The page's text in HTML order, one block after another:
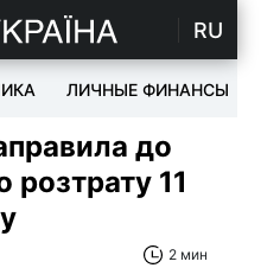
RU
ЛИЧНЫЕ ФИНАНСЫ
до
розтрату 11
2 мин